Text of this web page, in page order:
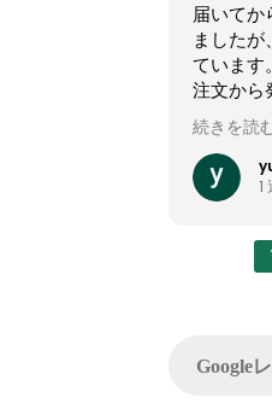
いてから1週間ほど使用し
したが、問題なく動作し
文から発送までもスムー
社では難しいカスタマイ
が実現でき、大変有難か
Google